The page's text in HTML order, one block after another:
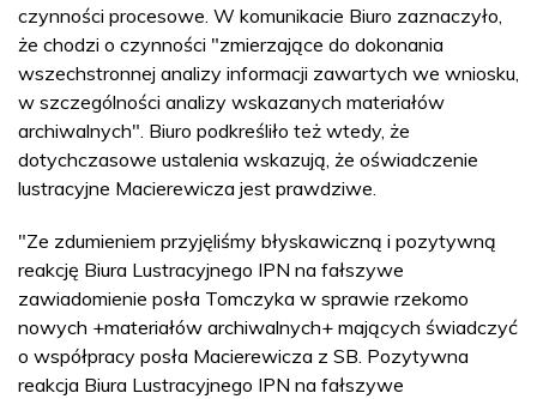
czynności procesowe. W komunikacie Biuro zaznaczyło,
że chodzi o czynności "zmierzające do dokonania
wszechstronnej analizy informacji zawartych we wniosku,
w szczególności analizy wskazanych materiałów
archiwalnych". Biuro podkreśliło też wtedy, że
dotychczasowe ustalenia wskazują, że oświadczenie
lustracyjne Macierewicza jest prawdziwe.
"Ze zdumieniem przyjęliśmy błyskawiczną i pozytywną
reakcję Biura Lustracyjnego IPN na fałszywe
zawiadomienie posła Tomczyka w sprawie rzekomo
nowych +materiałów archiwalnych+ mających świadczyć
o współpracy posła Macierewicza z SB. Pozytywna
reakcja Biura Lustracyjnego IPN na fałszywe